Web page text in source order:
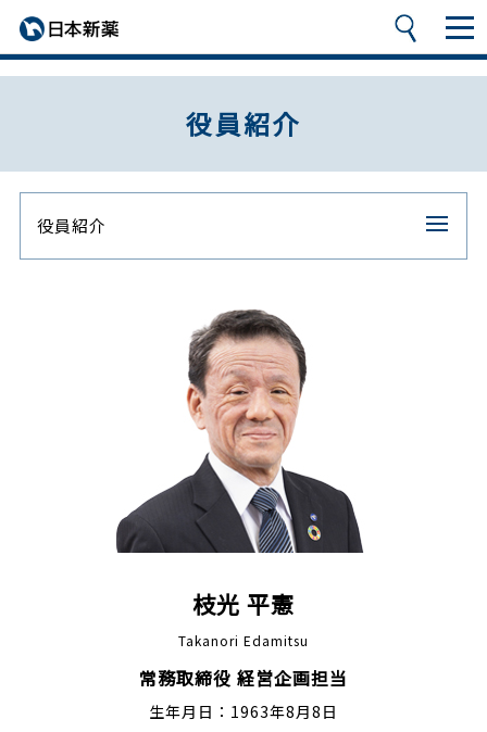
役員紹介
役員紹介
枝光 平憲
Takanori Edamitsu
常務取締役 経営企画担当
生年月日：1963年8月8日